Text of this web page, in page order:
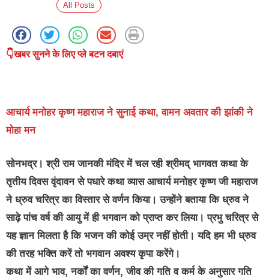
All Posts
👇खबर सुनने के लिए प्ले बटन दबाएं
आचार्य मनोहर कृष्ण महाराज ने सुनाई कथा, वामन अवतार की झांकी ने
मोहा मन
सोनभद्र।श्री राम जानकी मंदिर में चल रही श्रीमद् भागवत कथा के
तृतीय दिवस वृंदावन से पधारे कथा व्यास आचार्य मनोहर कृष्ण जी महाराज
ने ध्रुव चरित्र का विस्तार से वर्णन किया। उन्होंने बताया कि ध्रुव ने
साढ़े पांच वर्ष की आयु में ही भगवान को प्राप्त कर लिया। प्रभु चरित्र से
यह ज्ञान मिलता है कि भजन की कोई उम्र नहीं होती। यदि हम भी ध्रुव
की तरह भक्ति करें तो भगवान अवश्य कृपा करेंगे।
कथा में आगे भाव, नर्कों का वर्णन, जीव की गति व कर्म के अनुसार गति